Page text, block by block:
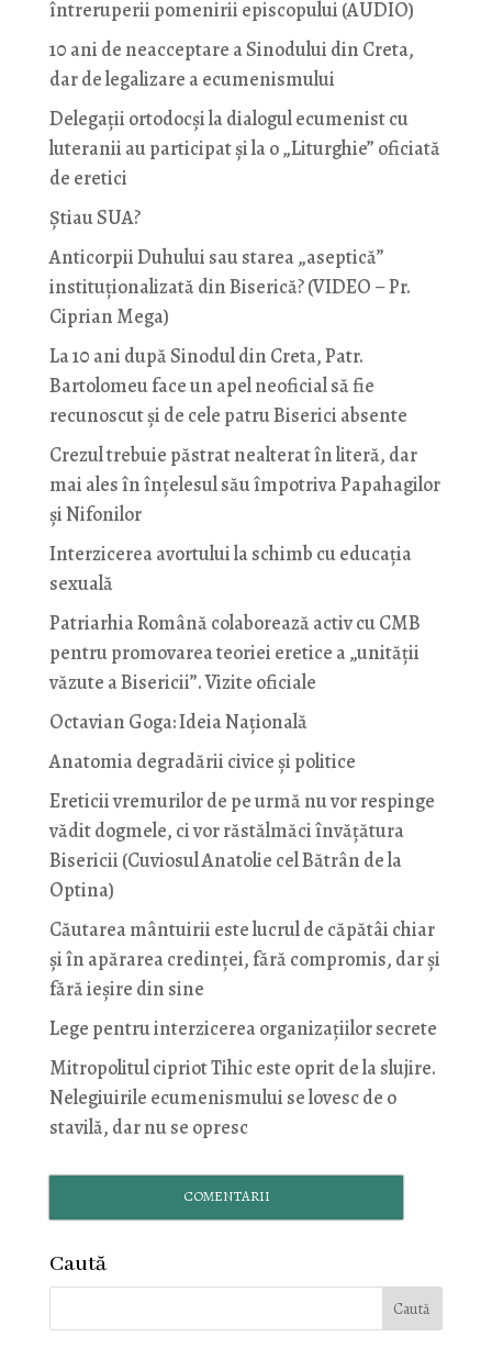
întreruperii pomenirii episcopului (AUDIO)
10 ani de neacceptare a Sinodului din Creta,
dar de legalizare a ecumenismului
Delegații ortodocși la dialogul ecumenist cu
luteranii au participat și la o „Liturghie” oficiată
de eretici
Știau SUA?
Anticorpii Duhului sau starea „aseptică”
instituționalizată din Biserică? (VIDEO – Pr.
Ciprian Mega)
La 10 ani după Sinodul din Creta, Patr.
Bartolomeu face un apel neoficial să fie
recunoscut și de cele patru Biserici absente
Crezul trebuie păstrat nealterat în literă, dar
mai ales în înțelesul său împotriva Papahagilor
și Nifonilor
Interzicerea avortului la schimb cu educaţia
sexuală
Patriarhia Română colaborează activ cu CMB
pentru promovarea teoriei eretice a „unității
văzute a Bisericii”. Vizite oficiale
Octavian Goga: Ideia Naţională
Anatomia degradării civice și politice
Ereticii vremurilor de pe urmă nu vor respinge
vădit dogmele, ci vor răstălmăci învățătura
Bisericii (Cuviosul Anatolie cel Bătrân de la
Optina)
Căutarea mântuirii este lucrul de căpătâi chiar
și în apărarea credinței, fără compromis, dar și
fără ieșire din sine
Lege pentru interzicerea organizaţiilor secrete
Mitropolitul cipriot Tihic este oprit de la slujire.
Nelegiuirile ecumenismului se lovesc de o
stavilă, dar nu se opresc
COMENTARII
Caută